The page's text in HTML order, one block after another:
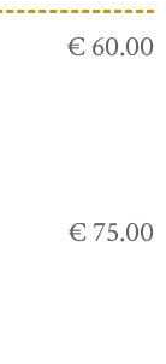
€ 60.00
€ 75.00